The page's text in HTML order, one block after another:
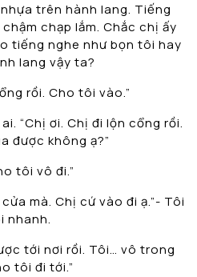
trên hành lang. Tiếng
chạp lắm. Chắc chị ấy
tiếng nghe như bọn tôi hay
lang vậy ta?
rồi. Cho tôi vào.”
“Chị ơi. Chị đi lộn cổng rồi.
được không ạ?”
tôi vô đi.”
mà. Chị cứ vào đi ạ.”- Tôi
nhanh.
tới nơi rồi. Tôi… vô trong
tôi đi tới.”